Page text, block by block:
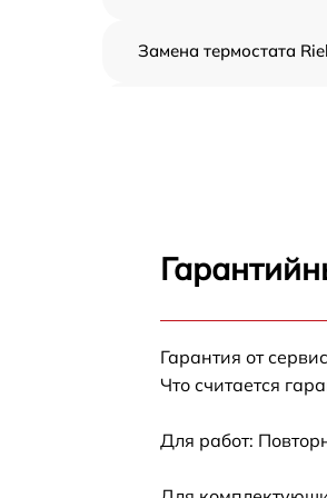
Замена термостата
Ремонт/замена
Замена прокладки
Гарантия от
Что считается
Для работ: